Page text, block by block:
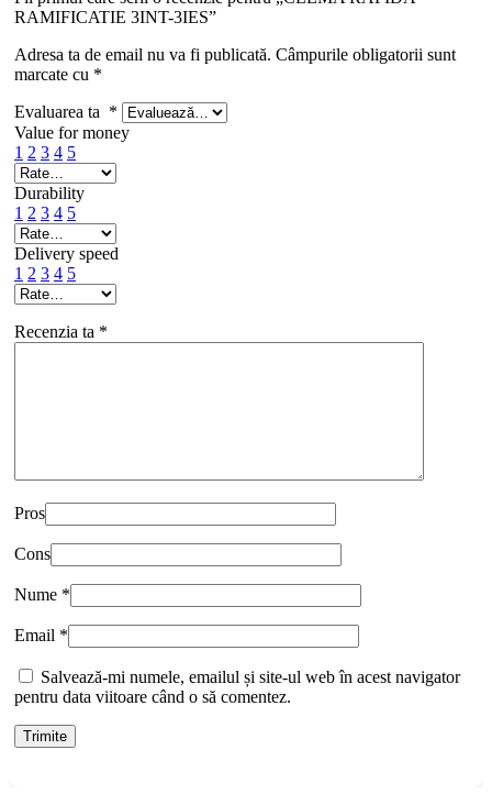
RAMIFICATIE 3INT-3IES”
Adresa ta de email nu va fi publicată. Câmpurile obligatorii sunt
marcate cu *
Evaluarea ta *
Value for money
1 2 3 4 5
Durability
1 2 3 4 5
Delivery speed
1 2 3 4 5
Recenzia ta *
Pros
Cons
Nume *
Email *
Salvează-mi numele, emailul și site-ul web în acest navigator
pentru data viitoare când o să comentez.